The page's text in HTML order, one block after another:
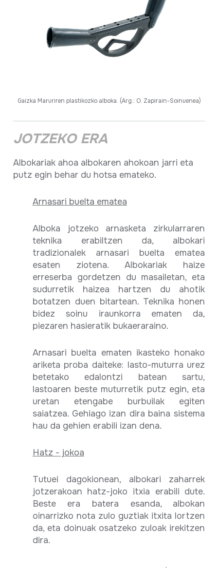
Gaizka Maruriren plastikozko alboka. (Arg.: O. Zapirain-Soinuenea)
JOTZEKO ERA
Albokariak ahoa albokaren ahokoan jarri eta
putz egin behar du hotsa emateko.
Arnasari buelta ematea
Alboka jotzeko arnasketa zirkularraren
teknika erabiltzen da, albokari
tradizionalek arnasari buelta ematea
esaten ziotena. Albokariak haize
erreserba gordetzen du masailetan, eta
sudurretik haizea hartzen du ahotik
botatzen duen bitartean. Teknika honen
bidez soinu iraunkorra ematen da,
piezaren hasieratik bukaeraraino.
Arnasari buelta ematen ikasteko honako
ariketa proba daiteke: lasto-muturra urez
betetako edalontzi batean sartu,
lastoaren beste muturretik putz egin, eta
uretan etengabe burbuilak egiten
saiatzea. Gehiago izan dira baina sistema
hau da gehien erabili izan dena.
Hatz - jokoa
Tutuei dagokionean, albokari zaharrek
jotzerakoan hatz-joko itxia erabili dute.
Beste era batera esanda, albokan
oinarrizko nota zulo guztiak itxita lortzen
da, eta doinuak osatzeko zuloak irekitzen
dira.